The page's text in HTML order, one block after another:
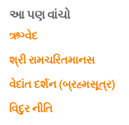
આ પણ વાંચો
ઋગ્વેદ
શ્રી રામચરિતમાનસ
વેદાંત દર્શન (બ્રહ્મસૂત્ર)
વિદુર નીતિ